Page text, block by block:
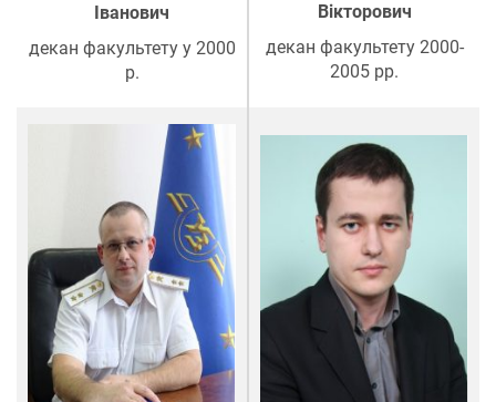
Іванович
декан факультету у 2000
р.
Вікторович
декан факультету 2000-
2005 рр.